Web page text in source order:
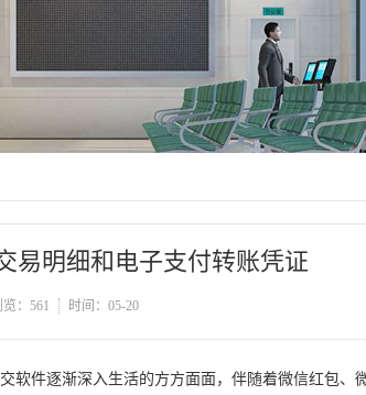
易明细和电子支付转账凭证
览：561 时间：05-20
件逐渐深入生活的方方面面，伴随着微信红包、